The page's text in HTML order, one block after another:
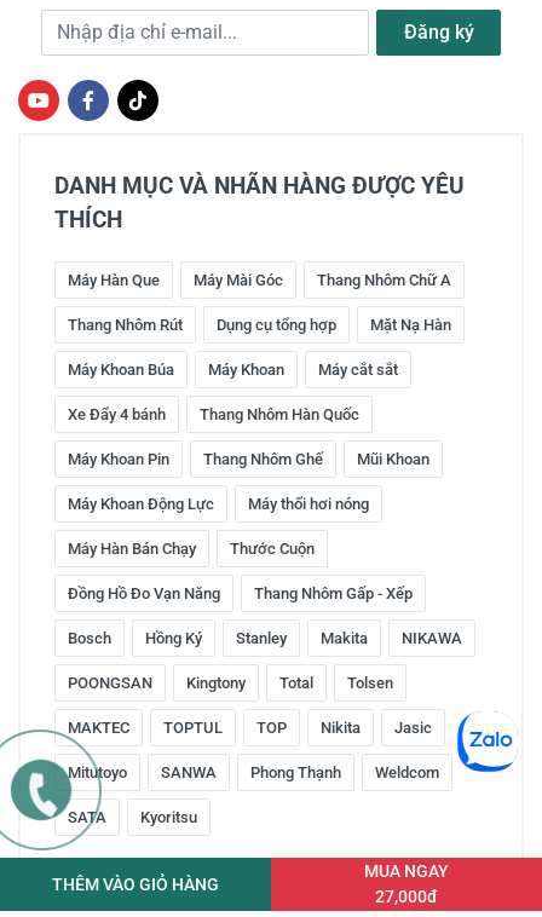
Địa chỉ e-mail Đăng ký
DANH MỤC VÀ NHÃN HÀNG ĐƯỢC YÊU
THÍCH
Máy Hàn Que Máy Mài Góc Thang Nhôm Chữ A
Thang Nhôm Rút Dụng cụ tổng hợp Mặt Nạ Hàn
Máy Khoan Búa Máy Khoan Máy cắt sắt
Xe Đẩy 4 bánh Thang Nhôm Hàn Quốc
Máy Khoan Pin Thang Nhôm Ghế Mũi Khoan
Máy Khoan Động Lực Máy thổi hơi nóng
Máy Hàn Bán Chạy Thước Cuộn
Đồng Hồ Đo Vạn Năng Thang Nhôm Gấp - Xếp
Bosch Hồng Ký Stanley Makita NIKAWA
POONGSAN Kingtony Total Tolsen
MAKTEC TOPTUL TOP Nikita Jasic
Mitutoyo SANWA Phong Thạnh Weldcom
SATA Kyoritsu
THÊM VÀO GIỎ HÀNG
MUA NGAY
27,000đ